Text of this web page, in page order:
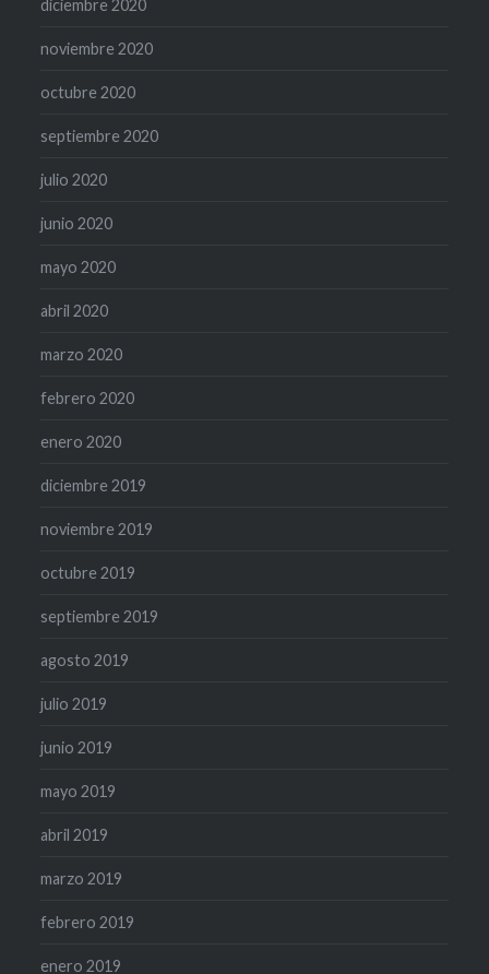
diciembre 2020
noviembre 2020
octubre 2020
septiembre 2020
julio 2020
junio 2020
mayo 2020
abril 2020
marzo 2020
febrero 2020
enero 2020
diciembre 2019
noviembre 2019
octubre 2019
septiembre 2019
agosto 2019
julio 2019
junio 2019
mayo 2019
abril 2019
marzo 2019
febrero 2019
enero 2019